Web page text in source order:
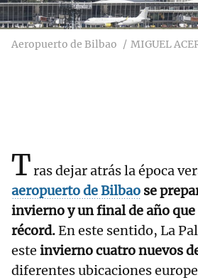
Aeropuerto de Bilbao MIGUEL
Tras dejar atrás la época
aeropuerto de Bilbao se
invierno y un final de año que
récord.En este sentido, La
este invierno cuatro nuevos
diferentes ubicaciones